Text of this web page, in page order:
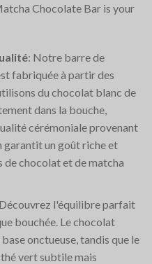
Chocolate Bar is your
: Notre barre de
fabriquée à partir des
du chocolat blanc de
dans la bouche,
cérémoniale provenant
garantit un goût riche et
de chocolat et de matcha
l'équilibre parfait
bouchée. Le chocolat
onctueuse, tandis que le
vert subtile mais